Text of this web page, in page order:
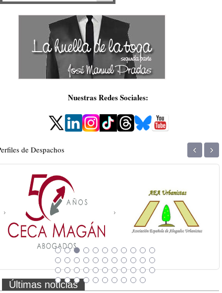
Nuestras Redes Sociales:
de Despachos ‹ ›
Últimas noticias